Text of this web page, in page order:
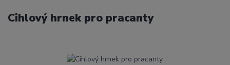
Cihlový hrnek pro pracanty